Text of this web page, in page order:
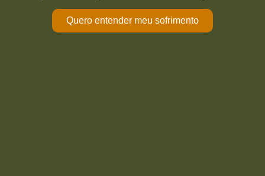
Quero entender meu sofrimento